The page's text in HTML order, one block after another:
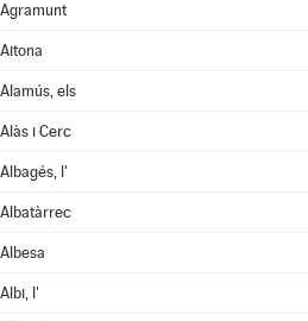
Agramunt
Aitona
Alamús, els
Alàs i Cerc
Albagés, l'
Albatàrrec
Albesa
Albi, l'